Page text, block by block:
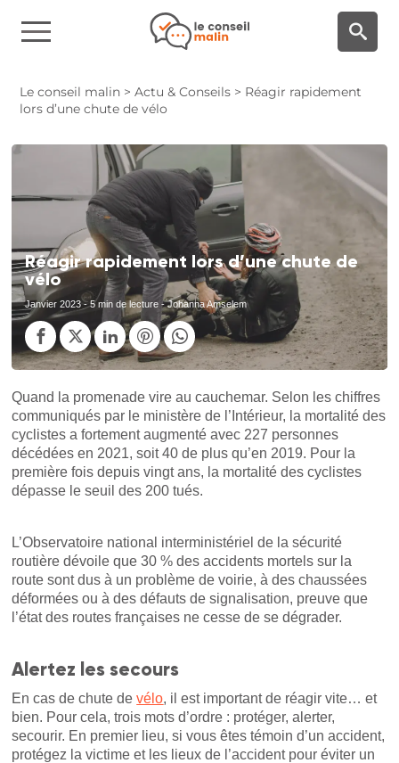
Le conseil malin >Actu & Conseils > Réagir rapidement
lors d’une chute de vélo
Réagir rapidement lors d’une chute de
vélo
Janvier 2023- 5 min de lecture - Johanna Amselem
Quand la promenade vire au cauchemar. Selon les chiffres
communiqués par le ministère de l’Intérieur, la mortalité des
cyclistes a fortement augmenté avec 227 personnes
décédées en 2021, soit 40 de plus qu’en 2019. Pour la
première fois depuis vingt ans, la mortalité des cyclistes
dépasse le seuil des 200 tués.
L’Observatoire national interministériel de la sécurité
routière dévoile que 30 % des accidents mortels sur la
route sont dus à un problème de voirie, à des chaussées
déformées ou à des défauts de signalisation, preuve que
l’état des routes françaises ne cesse de se dégrader.
Alertez les secours
En cas de chute devélo, il est important de réagir vite… et
bien. Pour cela, trois mots d’ordre : protéger, alerter,
secourir. En premier lieu, si vous êtes témoin d’un accident,
protégez la victime et les lieux de l’accident pour éviter un